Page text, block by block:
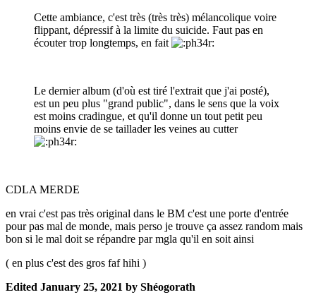
Cette ambiance, c'est très (très très) mélancolique voire
flippant, dépressif à la limite du suicide. Faut pas en
écouter trop longtemps, en fait
Le dernier album (d'où est tiré l'extrait que j'ai posté),
est un peu plus "grand public", dans le sens que la voix
est moins cradingue, et qu'il donne un tout petit peu
moins envie de se taillader les veines au cutter
CDLA MERDE
en vrai c'est pas très original dans le BM c'est une porte d'entrée
pour pas mal de monde, mais perso je trouve ça assez random mais
bon si le mal doit se répandre par mgla qu'il en soit ainsi
( en plus c'est des gros faf hihi )
Edited January 25, 2021 by Shéogorath